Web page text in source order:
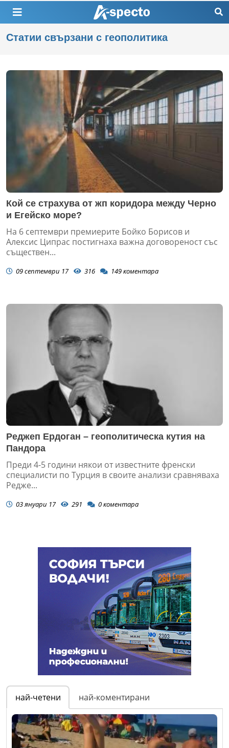
Статии свързани с геополитика
Кой се страхува от жп коридора между Черно
и Егейско море?
На 6 септември премиерите Бойко Борисов и
Алексис Ципрас постигнаха важна договореност със
съществен...
09 септември 17 316 149коментара
Реджеп Ердоган – геополитическа кутия на
Пандора
Преди 4-5 години някои от известните френски
специалисти по Турция в своите анализи сравняваха
Редже...
03 януари 17 291 0коментара
най-четени най-коментирани